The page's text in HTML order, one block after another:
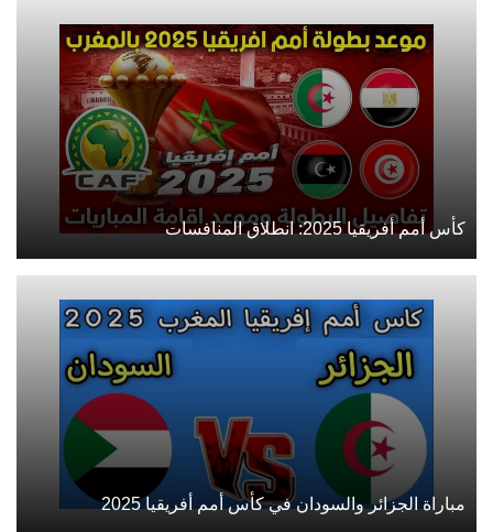
كأس أمم أفريقيا 2025: انطلاق المنافسات
مباراة الجزائر والسودان في كأس أمم أفريقيا 2025